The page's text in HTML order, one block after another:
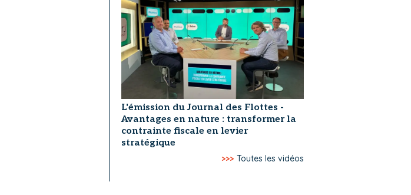
L'émission du Journal des Flottes -
Avantages en nature : transformer la
contrainte fiscale en levier
stratégique
>>> Toutes les vidéos